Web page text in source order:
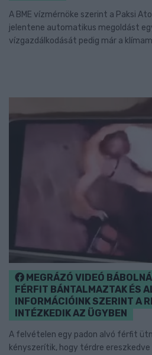
A BME vízmérnöke szerint a Paksi
jelentene automatikus megoldást
vízgazdálkodását pedig már a
MEGRÁZÓ VIDEÓ
FÉRFIT BÁNTALMAZTAK ÉS
INFORMÁCIÓINK SZERINT A
INTÉZKEDIK AZ ÜGYBEN
A felvételen egy padon alvó férfit
kényszerítik, hogy térdre